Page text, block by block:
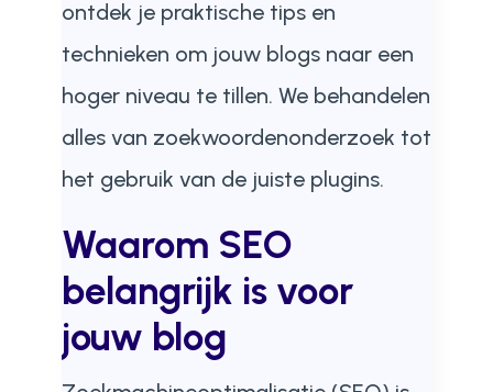
ontdek je praktische tips en
technieken om jouw blogs naar een
hoger niveau te tillen. We behandelen
alles van zoekwoordenonderzoek tot
het gebruik van de juiste plugins.
Waarom SEO
belangrijk is voor
jouw blog